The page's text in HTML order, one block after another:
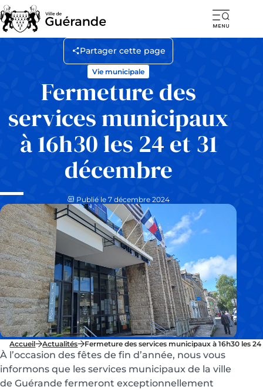
Fermeture des
services municipaux
à 16h30 les 24 et 31
décembre
Vie municipale
Publié le 7 décembre 2024
Partager cette page
Accueil Actualités Fermeture des services municipaux à 16h30 les
À l’occasion des fêtes de fin d’année, nous vous
informons que les services municipaux de la ville
de Guérande fermeront exceptionnellement